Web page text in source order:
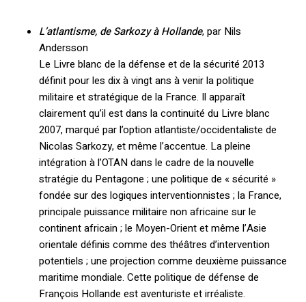
L’atlantisme, de Sarkozy à Hollande, par Nils
Andersson
Le Livre blanc de la défense et de la sécurité 2013
définit pour les dix à vingt ans à venir la politique
militaire et stratégique de la France. Il apparaît
clairement qu’il est dans la continuité du Livre blanc
2007, marqué par l’option atlantiste/occidentaliste de
Nicolas Sarkozy, et même l’accentue. La pleine
intégration à l’OTAN dans le cadre de la nouvelle
stratégie du Pentagone ; une politique de « sécurité »
fondée sur des logiques interventionnistes ; la France,
principale puissance militaire non africaine sur le
continent africain ; le Moyen-Orient et même l’Asie
orientale définis comme des théâtres d’intervention
potentiels ; une projection comme deuxième puissance
maritime mondiale. Cette politique de défense de
François Hollande est aventuriste et irréaliste.